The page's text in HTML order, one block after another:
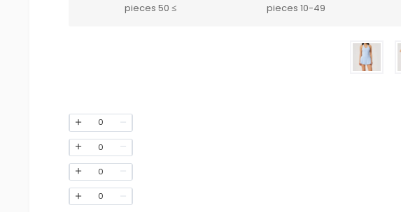
10-49 pieces
≥ 50 pieces
0
0
0
0